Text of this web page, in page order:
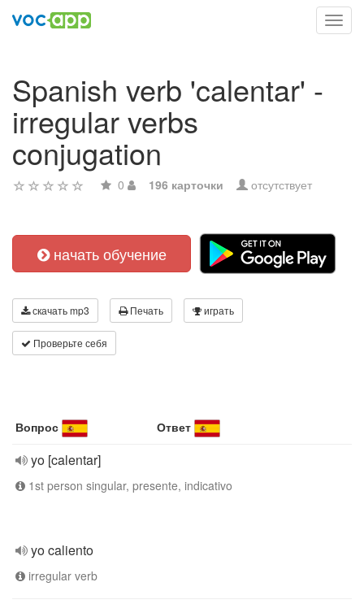
Spanish verb 'calentar' -
irregular verbs
conjugation
0 196 карточки отсутствует
начать обучение
скачать mp3 Печать играть
Проверьте себя
Вопрос Ответ
yo [calentar]
1st person singular, presente, indicativo
yo caliento
irregular verb